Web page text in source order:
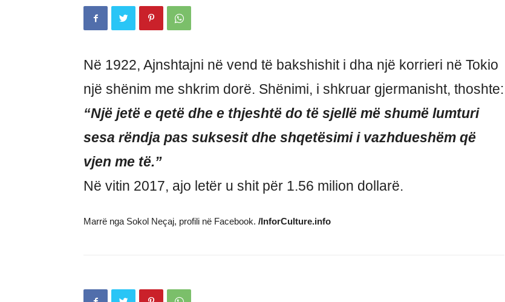
Në 1922, Ajnshtajni në vend të bakshishit i dha një korrieri në Tokio
një shënim me shkrim dorë. Shënimi, i shkruar gjermanisht, thoshte:
“Një jetë e qetë dhe e thjeshtë do të sjellë më shumë lumturi
sesa rëndja pas suksesit dhe shqetësimi i vazhdueshëm që
vjen me të.”
Në vitin 2017, ajo letër u shit për 1.56 milion dollarë.
Marrë nga Sokol Neçaj, profili në Facebook. /InforCulture.info